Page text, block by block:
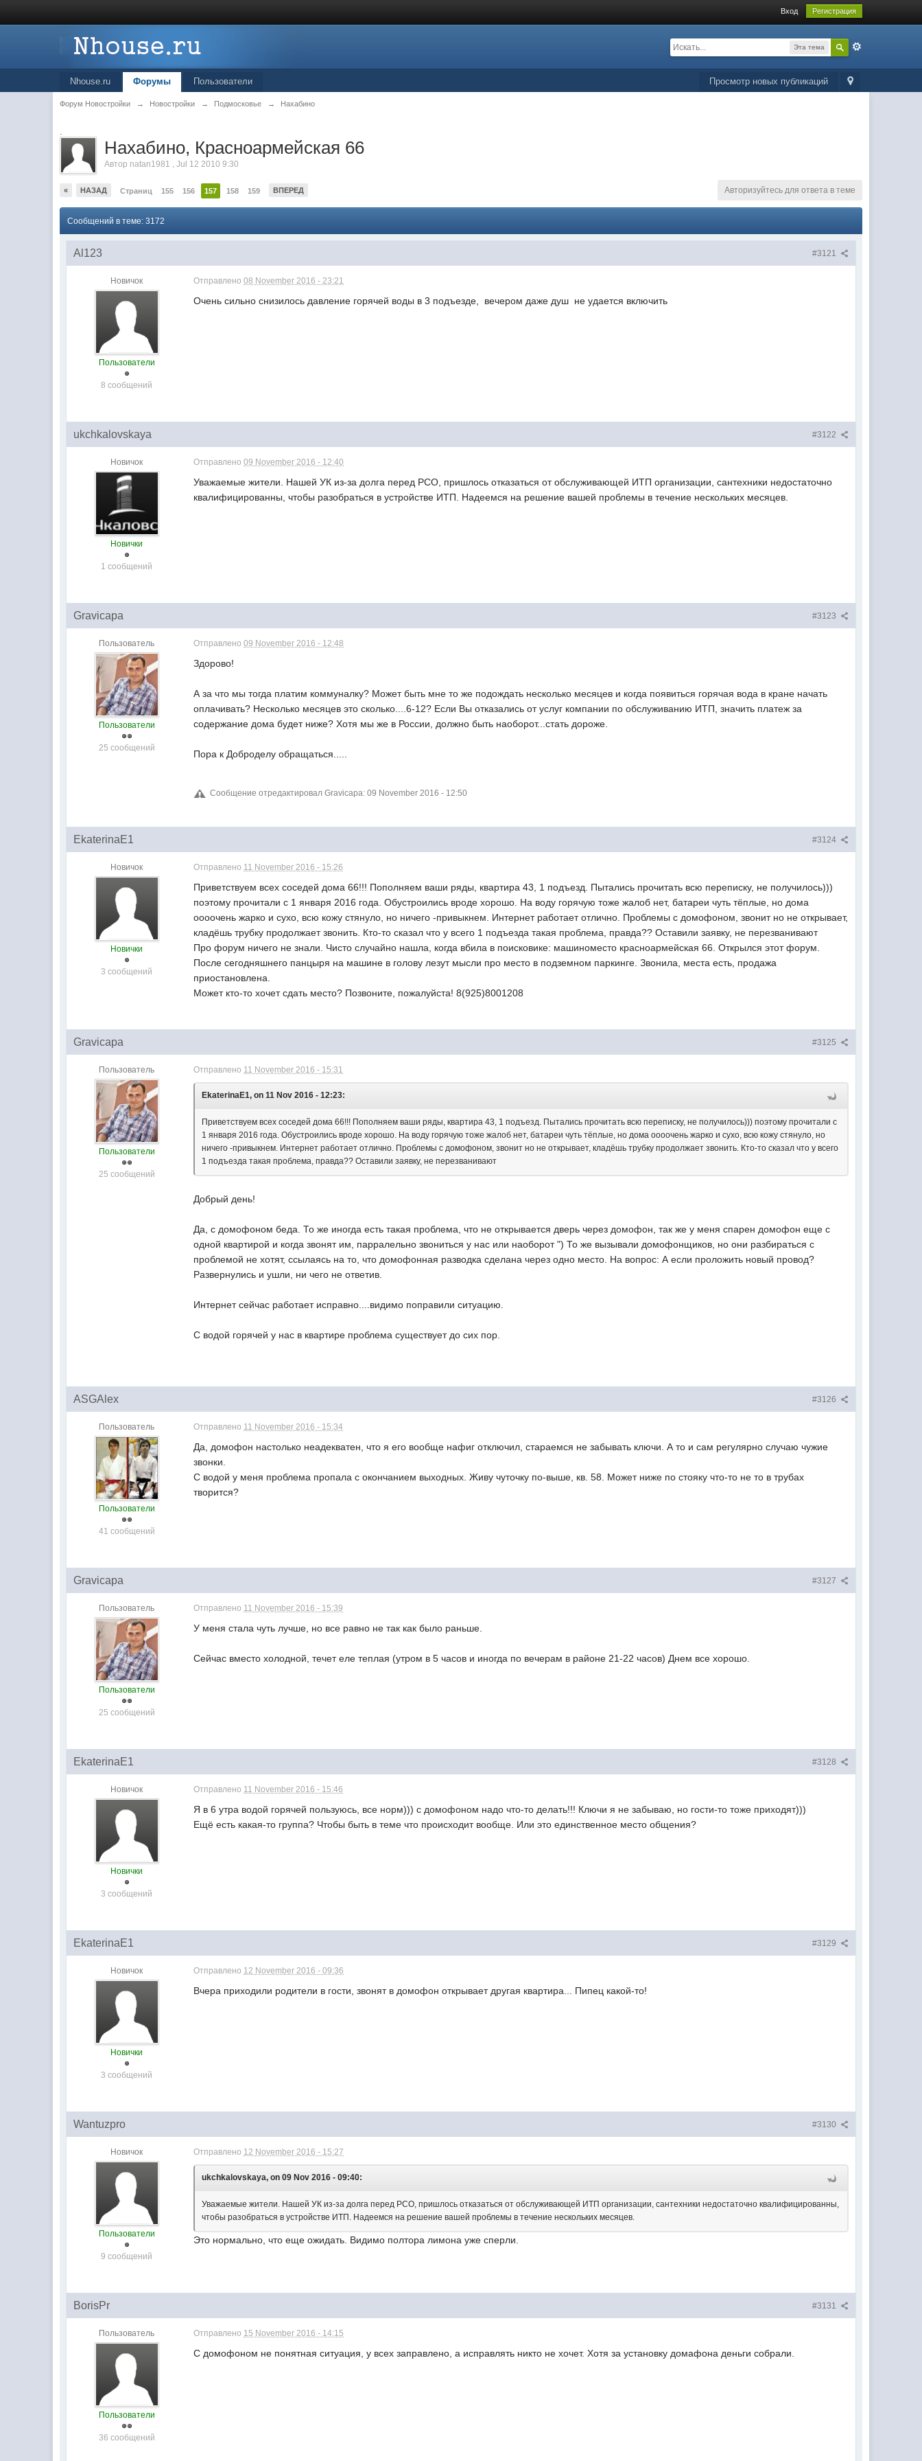
Вход Регистрация
Эта тема
Просмотр новых публикаций
Nhouse.ru Форумы Пользователи
Форум Новостройки → Новостройки → Подмосковье → Нахабино
.
Нахабино, Красноармейская 66
Автор natan1981 ,Jul 12 2010 9:30
« НАЗАД Страниц 155 156 157 158 159 ВПЕРЕД Авторизуйтесь для ответа в теме
Сообщений в теме: 3172
#3121
Al123
Новичок
Пользователи
8 сообщений
Отправлено08 November 2016 - 23:21
Очень сильно снизилось давление горячей воды в 3 подъезде, вечером даже душ не удается включить
#3122
ukchkalovskaya
Новичок
Новички
1 сообщений
Отправлено09 November 2016 - 12:40
Уважаемые жители. Нашей УК из-за долга перед РСО, пришлось отказаться от обслуживающей ИТП организации, сантехники недостаточно
квалифицированны, чтобы разобраться в устройстве ИТП. Надеемся на решение вашей проблемы в течение нескольких месяцев.
#3123
Gravicapa
Пользователь
Пользователи
25 сообщений
Отправлено09 November 2016 - 12:48
Здорово!
А за что мы тогда платим коммуналку? Может быть мне то же подождать несколько месяцев и когда появиться горячая вода в кране начать
оплачивать? Несколько месяцев это сколько....6-12? Если Вы отказались от услуг компании по обслуживанию ИТП, значить платеж за
содержание дома будет ниже? Хотя мы же в России, должно быть наоборот...стать дороже.
Пора к Доброделу обращаться.....
Сообщение отредактировал Gravicapa: 09 November 2016 - 12:50
#3124
ЕkatеrinaE1
Новичок
Новички
3 сообщений
Отправлено 11 November 2016 - 15:26
Приветствуем всех соседей дома 66!!! Пополняем ваши ряды, квартира 43, 1 подъезд. Пытались прочитать всю переписку, не получилось)))
поэтому прочитали с 1 января 2016 года. Обустроились вроде хорошо. На воду горячую тоже жалоб нет, батареи чуть тёплые, но дома
оооочень жарко и сухо, всю кожу стянуло, но ничего -привыкнем. Интернет работает отлично. Проблемы с домофоном, звонит но не открывает,
кладёшь трубку продолжает звонить. Кто-то сказал что у всего 1 подъезда такая проблема, правда?? Оставили заявку, не перезванивают
Про форум ничего не знали. Чисто случайно нашла, когда вбила в поисковике: машиноместо красноармейская 66. Открылся этот форум.
После сегодняшнего панцыря на машине в голову лезут мысли про место в подземном паркинге. Звонила, места есть, продажа
приостановлена.
Может кто-то хочет сдать место? Позвоните, пожалуйста! 8(925)8001208
#3125
Gravicapa
Пользователь
Пользователи
25 сообщений
Отправлено 11 November 2016 - 15:31
ЕkatеrinaE1, on 11 Nov 2016 - 12:23:
Приветствуем всех соседей дома 66!!! Пополняем ваши ряды, квартира 43, 1 подъезд. Пытались прочитать всю переписку, не получилось))) поэтому прочитали с
1 января 2016 года. Обустроились вроде хорошо. На воду горячую тоже жалоб нет, батареи чуть тёплые, но дома оооочень жарко и сухо, всю кожу стянуло, но
ничего -привыкнем. Интернет работает отлично. Проблемы с домофоном, звонит но не открывает, кладёшь трубку продолжает звонить. Кто-то сказал что у всего
1 подъезда такая проблема, правда?? Оставили заявку, не перезванивают
Добрый день!
Да, с домофоном беда. То же иногда есть такая проблема, что не открывается дверь через домофон, так же у меня спарен домофон еще с
одной квартирой и когда звонят им, парралельно звониться у нас или наоборот ") То же вызывали домофонщиков, но они разбираться с
проблемой не хотят, ссылаясь на то, что домофонная разводка сделана через одно место. На вопрос: А если проложить новый провод?
Развернулись и ушли, ни чего не ответив.
Интернет сейчас работает исправно....видимо поправили ситуацию.
С водой горячей у нас в квартире проблема существует до сих пор.
#3126
ASGAlex
Пользователь
Пользователи
41 сообщений
Отправлено 11 November 2016 - 15:34
Да, домофон настолько неадекватен, что я его вообще нафиг отключил, стараемся не забывать ключи. А то и сам регулярно случаю чужие
звонки.
С водой у меня проблема пропала с окончанием выходных. Живу чуточку по-выше, кв. 58. Может ниже по стояку что-то не то в трубах
творится?
#3127
Gravicapa
Пользователь
Пользователи
25 сообщений
Отправлено 11 November 2016 - 15:39
У меня стала чуть лучше, но все равно не так как было раньше.
Сейчас вместо холодной, течет еле теплая (утром в 5 часов и иногда по вечерам в районе 21-22 часов) Днем все хорошо.
#3128
ЕkatеrinaE1
Новичок
Новички
3 сообщений
Отправлено 11 November 2016 - 15:46
Я в 6 утра водой горячей пользуюсь, все норм))) с домофоном надо что-то делать!!! Ключи я не забываю, но гости-то тоже приходят)))
Ещё есть какая-то группа? Чтобы быть в теме что происходит вообще. Или это единственное место общения?
#3129
ЕkatеrinaE1
Новичок
Новички
3 сообщений
Отправлено 12 November 2016 - 09:36
Вчера приходили родители в гости, звонят в домофон открывает другая квартира... Пипец какой-то!
#3130
Wantuzpro
Новичок
Пользователи
9 сообщений
Отправлено 12 November 2016 - 15:27
ukchkalovskaya, on 09 Nov 2016 - 09:40:
Уважаемые жители. Нашей УК из-за долга перед РСО, пришлось отказаться от обслуживающей ИТП организации, сантехники недостаточно квалифицированны,
чтобы разобраться в устройстве ИТП. Надеемся на решение вашей проблемы в течение нескольких месяцев.
Это нормально, что еще ожидать. Видимо полтора лимона уже сперли.
#3131
BorisPr
Пользователь
Пользователи
36 сообщений
Отправлено 15 November 2016 - 14:15
С домофоном не понятная ситуация, у всех заправлено, а исправлять никто не хочет. Хотя за установку домафона деньги собрали.